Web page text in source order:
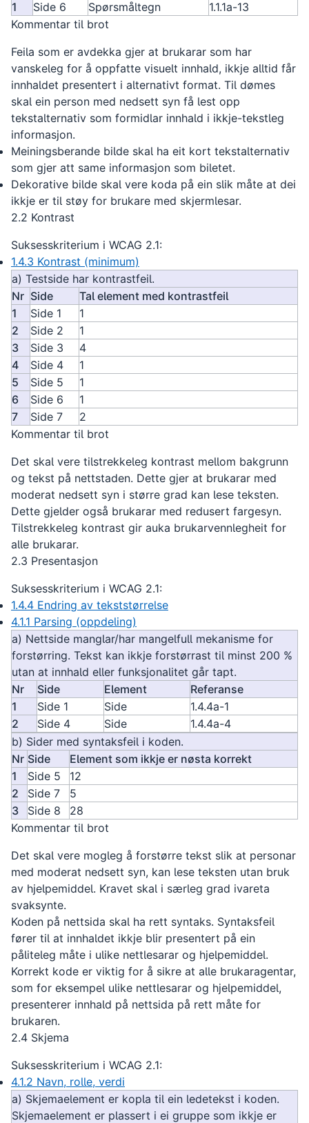
1 Side 6 Spørsmåltegn
1.1.1a-13
Kommentar til brot
Feila som er avdekka gjer at brukarar som har
vanskeleg for å oppfatte visuelt innhald, ikkje alltid får
innhaldet presentert i alternativt format. Til dømes
skal ein person med nedsett syn få lest opp
tekstalternativ som formidlar innhald i ikkje-tekstleg
informasjon.
Meiningsberande bilde skal ha eit kort tekstalternativ
som gjer att same informasjon som biletet.
Dekorative bilde skal vere koda på ein slik måte at dei
ikkje er til støy for brukare med skjermlesar.
2.2 Kontrast
Suksesskriterium i WCAG 2.1:
1.4.3 Kontrast (minimum)
a) Testside har kontrastfeil.
Nr Side
Tal element med kontrastfeil
1
Side 1
1
2
Side 2
1
3
Side 3
4
4
Side 4
1
5
Side 5
1
6
Side 6
1
7
Side 7
2
Kommentar til brot
Det skal vere tilstrekkeleg kontrast mellom bakgrunn
og tekst på nettstaden. Dette gjer at brukarar med
moderat nedsett syn i større grad kan lese teksten.
Dette gjelder også brukarar med redusert fargesyn.
Tilstrekkeleg kontrast gir auka brukarvennlegheit for
alle brukarar.
2.3 Presentasjon
Suksesskriterium i WCAG 2.1:
1.4.4 Endring av tekststørrelse
4.1.1 Parsing (oppdeling)
a) Nettside manglar/har mangelfull mekanisme for
forstørring. Tekst kan ikkje forstørrast til minst 200 %
utan at innhald eller funksjonalitet går tapt.
Nr
Side Element
Referanse
1
Side 1 Side
1.4.4a-1
2
Side 4 Side
1.4.4a-4
b) Sider med syntaksfeil i koden.
Nr Side
Element som ikkje er nøsta korrekt
1
Side 5
12
2
Side 7
5
3
Side 8
28
Kommentar til brot
Det skal vere mogleg å forstørre tekst slik at personar
med moderat nedsett syn, kan lese teksten utan bruk
av hjelpemiddel. Kravet skal i særleg grad ivareta
svaksynte.
Koden på nettsida skal ha rett syntaks. Syntaksfeil
fører til at innhaldet ikkje blir presentert på ein
påliteleg måte i ulike nettlesarar og hjelpemiddel.
Korrekt kode er viktig for å sikre at alle brukaragentar,
som for eksempel ulike nettlesarar og hjelpemiddel,
presenterer innhald på nettsida på rett måte for
brukaren.
2.4 Skjema
Suksesskriterium i WCAG 2.1:
4.1.2 Navn, rolle, verdi
a) Skjemaelement er kopla til ein ledetekst i koden.
Skjemaelement er plassert i ei gruppe som ikkje er